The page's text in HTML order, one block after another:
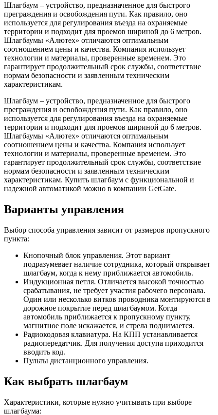
Шлагбаум – устройство, предназначенное для быстрого
преграждения и освобождения пути. Как правило, оно
используется для регулирования въезда на охраняемые
территории и подходит для проемов шириной до 6 метров.
Шлагбаумы «Алютех» отличаются оптимальным
соотношением цены и качества. Компания использует
технологии и материалы, проверенные временем. Это
гарантирует продолжительный срок службы, соответствие
нормам безопасности и заявленным техническим
характеристикам.
Шлагбаум – устройство, предназначенное для быстрого
преграждения и освобождения пути. Как правило, оно
используется для регулирования въезда на охраняемые
территории и подходит для проемов шириной до 6 метров.
Шлагбаумы «Алютех» отличаются оптимальным
соотношением цены и качества. Компания использует
технологии и материалы, проверенные временем. Это
гарантирует продолжительный срок службы, соответствие
нормам безопасности и заявленным техническим
характеристикам. Купить шлагбаум с функциональной и
надежной автоматикой можно в компании GetGate.
Варианты управления
Выбор способа управления зависит от размеров пропускного
пункта:
Кнопочный блок управления. Этот вариант
подразумевает наличие сотрудника, который открывает
шлагбаум, когда к нему приближается автомобиль.
Индукционная петля. Отличается высокой точностью
срабатывания, не требует участия рабочего персонала.
Один или несколько витков проводника монтируются в
дорожное покрытие перед шлагбаумом. Когда
автомобиль приближается к пропускному пункту,
магнитное поле искажается, и стрела поднимается.
Радиокодовая клавиатура. На КПП устанавливается
радиопередатчик. Для получения доступа приходится
вводить код.
Пульты дистанционного управления.
Как выбрать шлагбаум
Характеристики, которые нужно учитывать при выборе
шлагбаума: